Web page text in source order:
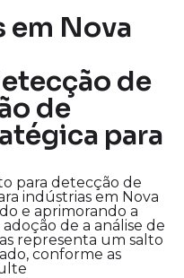
em Nova
de
de
para
para detecção de
indústrias em Nova
e aprimorando a
de a análise de
representa um salto
conforme as